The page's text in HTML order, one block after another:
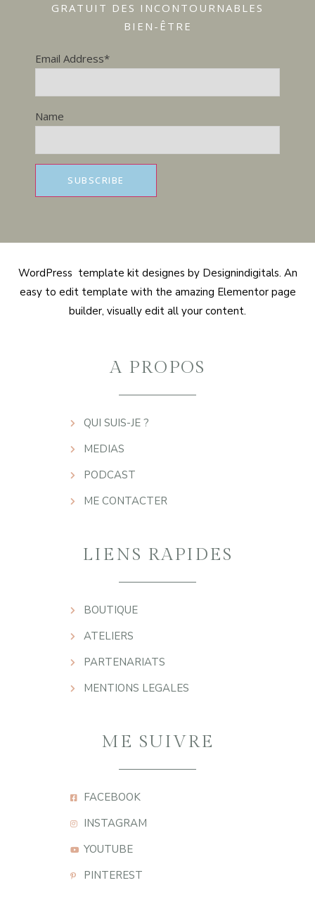
GRATUIT DES INCONTOURNABLES
BIEN-ÊTRE
Email Address*
Name
WordPress template kit designes by Designindigitals. An
easy to edit template with the amazing Elementor page
builder, visually edit all your content.
A PROPOS
QUI SUIS-JE ?
MEDIAS
PODCAST
ME CONTACTER
LIENS RAPIDES
BOUTIQUE
ATELIERS
PARTENARIATS
MENTIONS LEGALES
ME SUIVRE
FACEBOOK
INSTAGRAM
YOUTUBE
PINTEREST